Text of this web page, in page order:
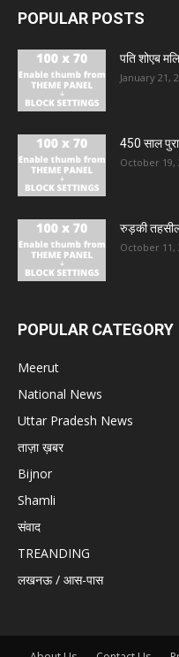
POPULAR POSTS
पति शोएब
January 21,
450 साल
October 19,
रुड़की
October 11,
POPULAR CATEGORY
Meerut
National News
Uttar Pradesh News
ताज़ा ख़बर
Bijnor
Shamli
संवाद
TREANDING
लखनऊ / आस-पास